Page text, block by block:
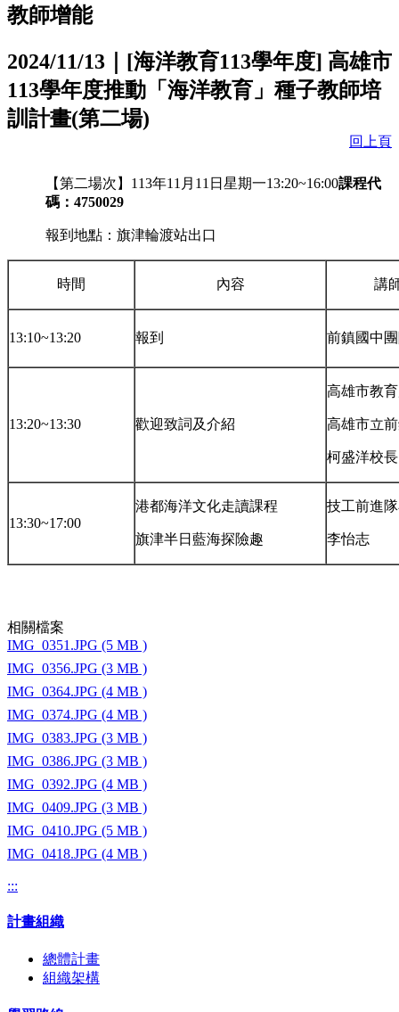
教師增能
2024/11/13｜ [海洋教育113學年度] 高雄市
113學年度推動「海洋教育」種子教師培
訓計畫(第二場)
回上頁
【第二場次】113年11月11日星期一13:20~16:00課程代
碼： 4750029
報到地點：旗津輪渡站出口
時間 內容 講
13:10~13:20 報到 前鎮國中
13:20~13:30 歡迎致詞及介紹
高雄市教
高雄市立
柯盛洋校長
13:30~17:00
港都海洋文化走讀課程
旗津半日藍海探險趣
技工前進
李怡志
相關檔案
IMG_0351.JPG (5 MB )
IMG_0356.JPG (3 MB )
IMG_0364.JPG (4 MB )
IMG_0374.JPG (4 MB )
IMG_0383.JPG (3 MB )
IMG_0386.JPG (3 MB )
IMG_0392.JPG (4 MB )
IMG_0409.JPG (3 MB )
IMG_0410.JPG (5 MB )
IMG_0418.JPG (4 MB )
:::
計畫組織
總體計畫
組織架構